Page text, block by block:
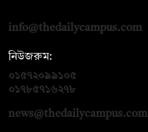
info@thedailycampus.com
নিউজরুম:
০১৫৭২০৯৯১০৫
০১৭৮৫৭১৬২৭৮
news@thedailycampus.com